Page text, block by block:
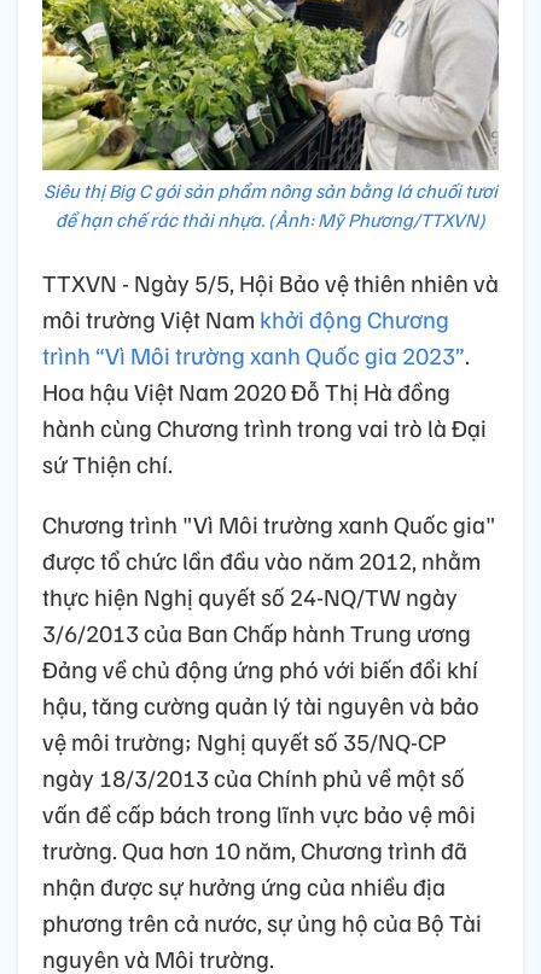
Siêu thị Big C gói sản phẩm nông sản bằng lá chuối tươi
để hạn chế rác thải nhựa. (Ảnh: Mỹ Phương/TTXVN)
TTXVN - Ngày 5/5, Hội Bảo vệ thiên nhiên và
môi trường Việt Nam khởi động Chương
trình “Vì Môi trường xanh Quốc gia 2023”.
Hoa hậu Việt Nam 2020 Đỗ Thị Hà đồng
hành cùng Chương trình trong vai trò là Đại
sứ Thiện chí.
Chương trình "Vì Môi trường xanh Quốc gia"
được tổ chức lần đầu vào năm 2012, nhằm
thực hiện Nghị quyết số 24-NQ/TW ngày
3/6/2013 của Ban Chấp hành Trung ương
Đảng về chủ động ứng phó với biến đổi khí
hậu, tăng cường quản lý tài nguyên và bảo
vệ môi trường; Nghị quyết số 35/NQ-CP
ngày 18/3/2013 của Chính phủ về một số
vấn đề cấp bách trong lĩnh vực bảo vệ môi
trường. Qua hơn 10 năm, Chương trình đã
nhận được sự hưởng ứng của nhiều địa
phương trên cả nước, sự ủng hộ của Bộ Tài
nguyên và Môi trường.